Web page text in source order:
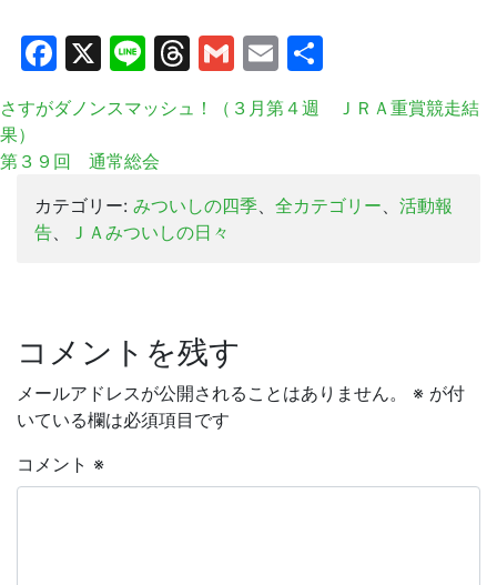
Facebook
X LineThreads
Gmail
Email
さすがダノンスマッシュ！（３月第４週 ＪＲＡ重賞競走結
果）
第３９回 通常総会
カテゴリー: みついしの四季 全カテゴリー
活動報
告
ＪＡみついしの日々
コメントを残す
メールアドレスが公開されることはありません。 ※ が付
いている欄は必須項目です
コメント ※